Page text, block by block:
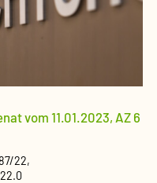
vom 11.01.2023, AZ 6
22,